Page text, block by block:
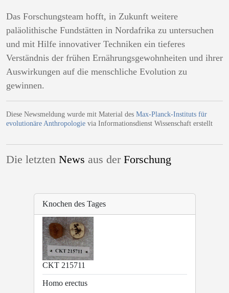
Das Forschungsteam hofft, in Zukunft weitere
paläolithische Fundstätten in Nordafrika zu untersuchen
und mit Hilfe innovativer Techniken ein tieferes
Verständnis der frühen Ernährungsgewohnheiten und ihrer
Auswirkungen auf die menschliche Evolution zu
gewinnen.
Diese Newsmeldung wurde mit Material des Max-Planck-Instituts für
evolutionäre Anthropologie via Informationsdienst Wissenschaft erstellt
Die letzten News aus der Forschung
Knochen des Tages
CKT 215711
Homo erectus